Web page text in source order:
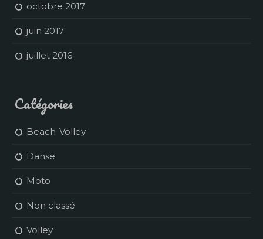
octobre 2017
juin 2017
juillet 2016
Catégories
Beach-Volley
Danse
Moto
Non classé
Volley